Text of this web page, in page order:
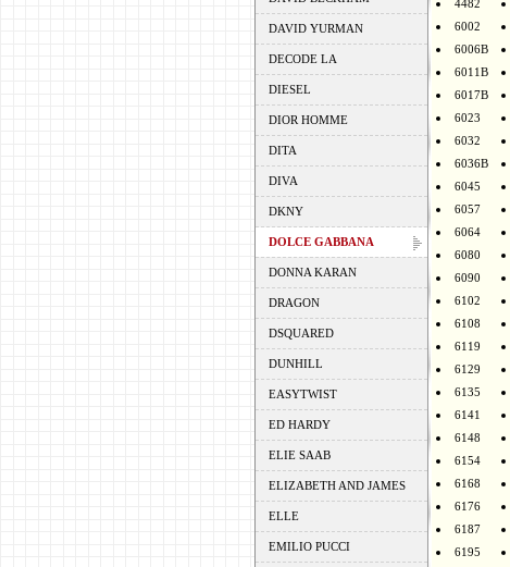
DAVID YURMAN
DECODE LA
DIESEL
DIOR HOMME
DITA
DIVA
DKNY
DOLCE GABBANA
DONNA KARAN
DRAGON
DSQUARED
DUNHILL
EASYTWIST
ED HARDY
ELIE SAAB
ELIZABETH AND JAMES
ELLE
EMILIO PUCCI
4482
6002
6006B
6011B
6017B
6023
6032
6036B
6045
6057
6064
6080
6090
6102
6108
6119
6129
6135
6141
6148
6154
6168
6176
6187
6195